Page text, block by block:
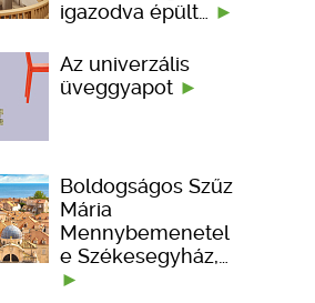
igazodva épült…
Az univerzális
üveggyapot
Boldogságos Szűz
Mária
Mennybemenetel
e Székesegyház,…